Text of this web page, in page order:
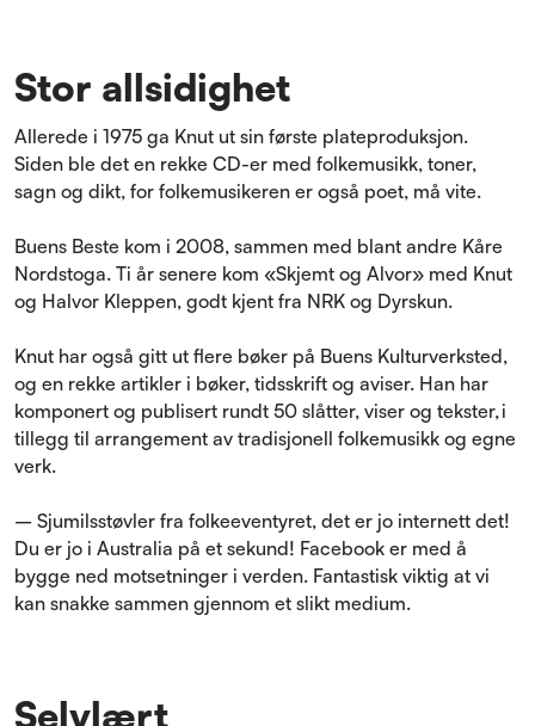
Stor allsidighet
Allerede i 1975 ga Knut ut sin første plateproduksjon.
Siden ble det en rekke CD-er med folkemusikk, toner,
sagn og dikt, for folkemusikeren er også poet, må vite.
Buens Beste kom i 2008, sammen med blant andre Kåre
Nordstoga. Ti år senere kom «Skjemt og Alvor» med Knut
og Halvor Kleppen, godt kjent fra NRK og Dyrskun.
Knut har også gitt ut flere bøker på Buens Kulturverksted,
og en rekke artikler i bøker, tidsskrift og aviser. Han har
komponert og publisert rundt 50 slåtter, viser og tekster, i
tillegg til arrangement av tradisjonell folkemusikk og egne
verk.
– Sjumilsstøvler fra folkeeventyret, det er jo internett det!
Du er jo i Australia på et sekund! Facebook er med å
bygge ned motsetninger i verden. Fantastisk viktig at vi
kan snakke sammen gjennom et slikt medium.
Selvlært